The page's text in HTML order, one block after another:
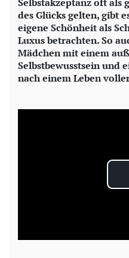
des Glücks gelten, gibt
eigene Schönheit als
Luxus betrachten. So
Mädchen mit einem
Selbstbewusstsein und
nach einem Leben